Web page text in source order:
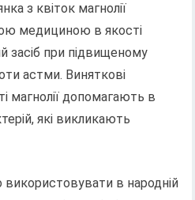
з квіток магнолії
медициною в якості
засіб при підвищеному
астми. Виняткові
магнолії допомагають в
які викликають
в народній